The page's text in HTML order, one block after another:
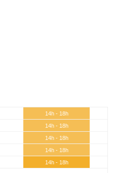
14h - 18h
14h - 18h
14h - 18h
14h - 18h
14h - 18h